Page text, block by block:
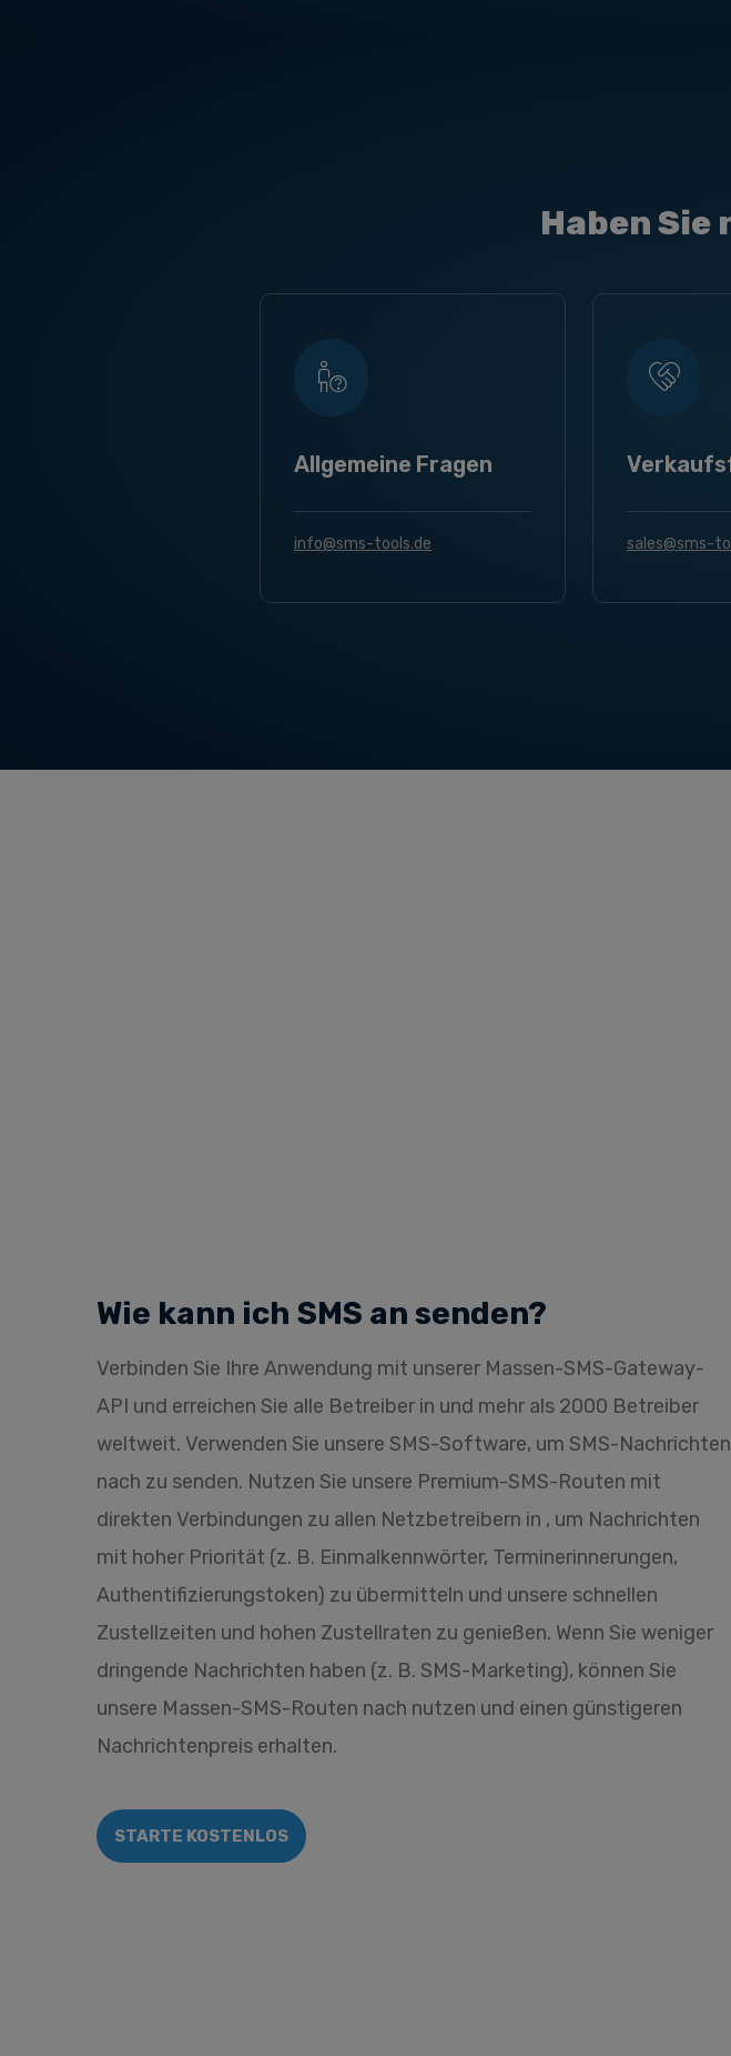
Haben Sie
Allgemeine Fragen
info@sms-tools.de sales@sms-
Wie kann ich SMS an senden?
Verbinden Sie Ihre Anwendung mit unserer Massen-SMS-Gateway-
API und erreichen Sie alle Betreiber in und mehr als 2000 Betreiber
weltweit. Verwenden Sie unsere SMS-Software, um SMS-Nachrichten
nach zu senden. Nutzen Sie unsere Premium-SMS-Routen mit
direkten Verbindungen zu allen Netzbetreibern in , um Nachrichten
mit hoher Priorität (z. B. Einmalkennwörter, Terminerinnerungen,
Authentifizierungstoken) zu übermitteln und unsere schnellen
Zustellzeiten und hohen Zustellraten zu genießen. Wenn Sie weniger
dringende Nachrichten haben (z. B. SMS-Marketing), können Sie
unsere Massen-SMS-Routen nach nutzen und einen günstigeren
Nachrichtenpreis erhalten.
STARTE KOSTENLOS